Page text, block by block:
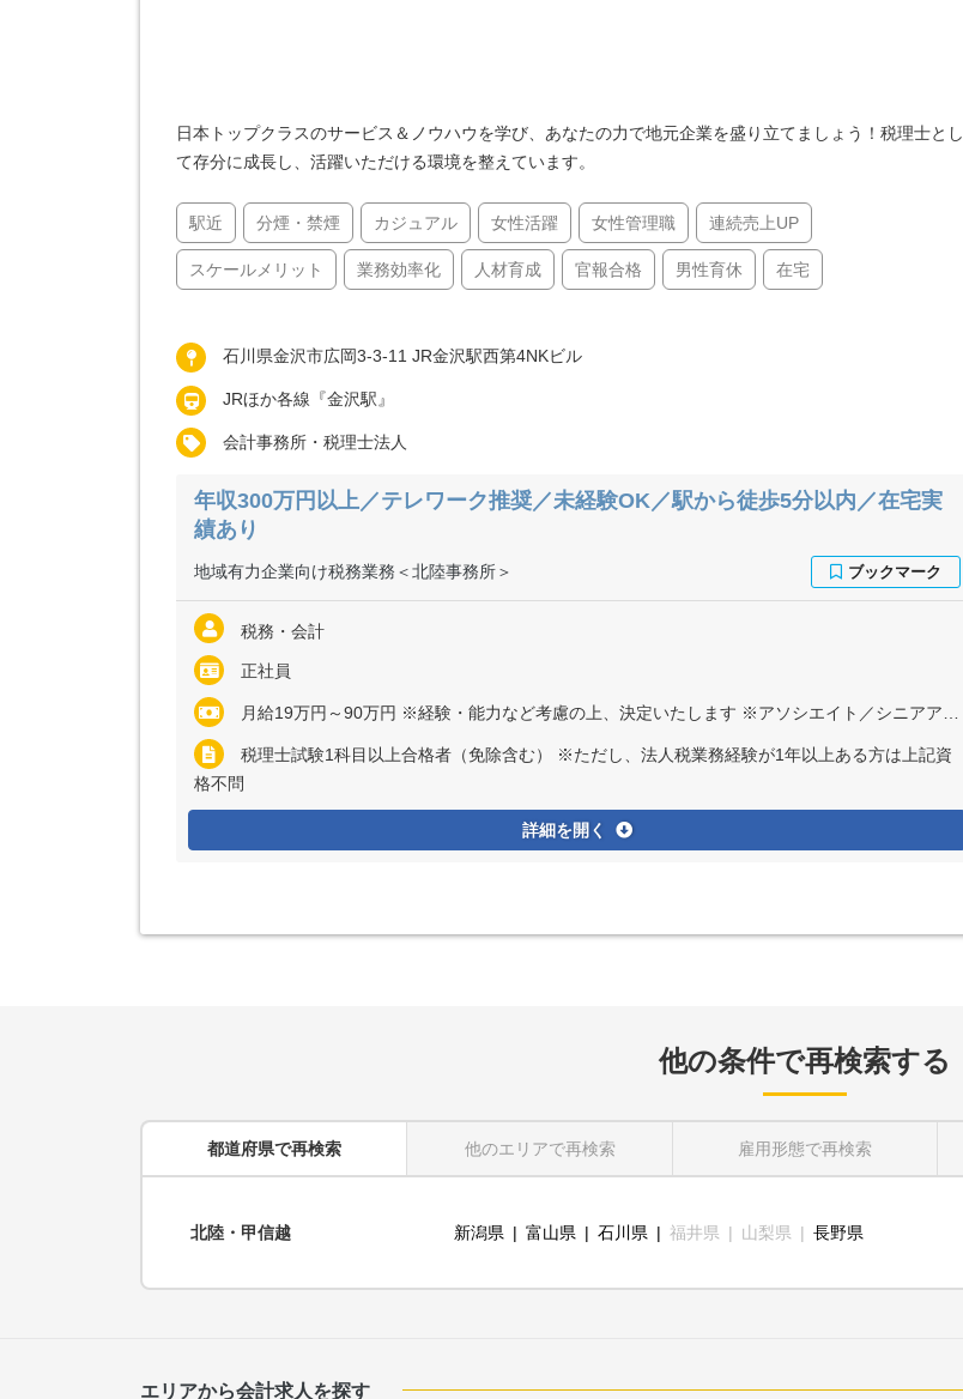
日本トップクラスのサービス＆ノウハウを学び、あなたの力で地元企業を盛り立てましょう！税理士とし
て存分に成長し、活躍いただける環境を整えています。
駅近 分煙・禁煙 カジュアル 女性活躍 女性管理職 連続売上UP
スケールメリット 業務効率化 人材育成 官報合格 男性育休 在宅
石川県金沢市広岡3-3-11 JR金沢駅西第4NKビル
JRほか各線『金沢駅』
会計事務所・税理士法人
年収300万円以上／テレワーク推奨／未経験OK／駅から徒歩5分以内／在宅実
績あり
地域有力企業向け税務業務＜北陸事務所＞
税務・会計
正社員
月給19万円～90万円 ※経験・能力など考慮の上、決定いたします ※アソシエイト／シニアアソシエイトは残業代全額支給 ※マネジャーまたはシニアマネジャーの場合、管理監督者採用のため残業代支給なし
税理士試験1科目以上合格者（免除含む） ※ただし、法人税業務経験が1年以上ある方は上記資
格不問
詳細を開く
他の条件で再検索する
都道府県で再検索 他のエリアで再検索 雇用形態で再検索
北陸・甲信越 新潟県 富山県 石川県 福井県 山梨県 長野県
エリアから会計求人を探す